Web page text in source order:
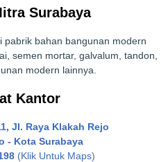
Surabaya
pabrik bahan bangunan modern
semen mortar, galvalum, tandon,
modern lainnya.
Kantor
Jl. Raya Klakah Rejo
- Kota Surabaya
(Klik Untuk Maps)